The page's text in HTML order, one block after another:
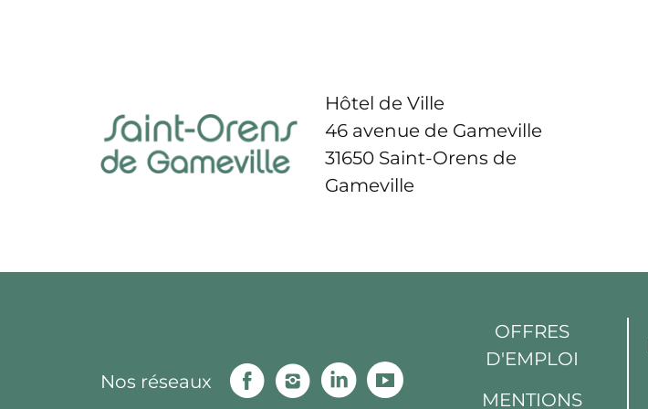
Hôtel de Ville
46 avenue de Gameville
31650 Saint-Orens de
Gameville
Nos réseaux
FacebookInstagramLinkedin
OFFRES
D'EMPLOI
MENTIONS